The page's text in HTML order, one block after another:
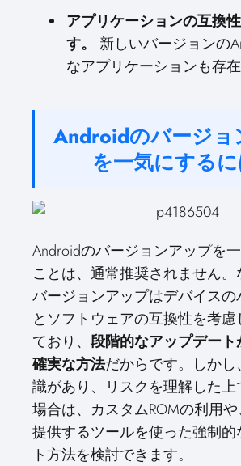
アプリケーションの互換
す。
新しいバージョンの
なアプリケーションも存在
Androidのバージョ
を一気にするに
Androidのバージョンアップを
ことは、通常推奨されません
バージョンアップはデバイス
とソフトウェアの互換性を考
ており、 段階的なアップデー
確実な方法だからです。しか
識があり、リスクを理解した
場合は、カスタムROMの利用
提供するツールを使った強制
ト方法を検討できます。